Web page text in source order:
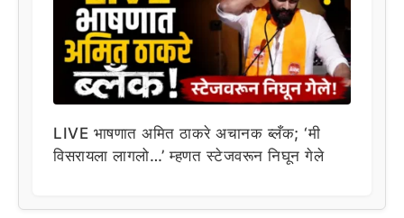
LIVE भाषणात अमित ठाकरे अचानक ब्लँक; ‘मी
विसरायला लागलो…’ म्हणत स्टेजवरून निघून गेले